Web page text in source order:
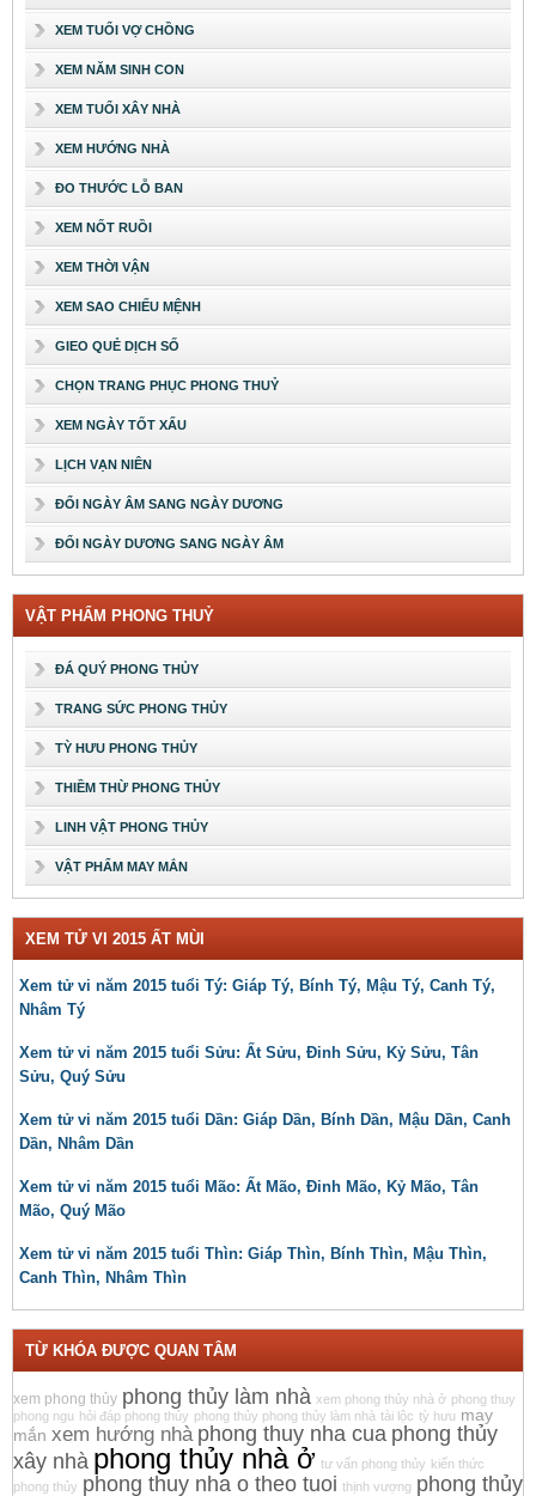
XEM TUỔI VỢ CHỒNG
XEM NĂM SINH CON
XEM TUỔI XÂY NHÀ
XEM HƯỚNG NHÀ
ĐO THƯỚC LỖ BAN
XEM NỐT RUỒI
XEM THỜI VẬN
XEM SAO CHIẾU MỆNH
GIEO QUẺ DỊCH SỐ
CHỌN TRANG PHỤC PHONG THUỶ
XEM NGÀY TỐT XẤU
LỊCH VẠN NIÊN
ĐỔI NGÀY ÂM SANG NGÀY DƯƠNG
ĐỔI NGÀY DƯƠNG SANG NGÀY ÂM
VẬT PHẨM PHONG THUỶ
ĐÁ QUÝ PHONG THỦY
TRANG SỨC PHONG THỦY
TỲ HƯU PHONG THỦY
THIỀM THỪ PHONG THỦY
LINH VẬT PHONG THỦY
VẬT PHẨM MAY MẮN
XEM TỬ VI 2015 ẤT MÙI
Xem tử vi năm 2015 tuổi Tý: Giáp Tý, Bính Tý, Mậu Tý, Canh Tý,
Nhâm Tý
Xem tử vi năm 2015 tuổi Sửu: Ất Sửu, Đinh Sửu, Kỷ Sửu, Tân
Sửu, Quý Sửu
Xem tử vi năm 2015 tuổi Dần: Giáp Dần, Bính Dần, Mậu Dần, Canh
Dần, Nhâm Dần
Xem tử vi năm 2015 tuổi Mão: Ất Mão, Đinh Mão, Kỷ Mão, Tân
Mão, Quý Mão
Xem tử vi năm 2015 tuổi Thìn: Giáp Thìn, Bính Thìn, Mậu Thìn,
Canh Thìn, Nhâm Thìn
TỪ KHÓA ĐƯỢC QUAN TÂM
xem phong thủy phong thủy làm nhà xem phong thủy nhà ở phong thuy
phong ngu hỏi đáp phong thủy phong thủy phong thủy làm nhà tài lộc tỳ hưu may
mắn xem hướng nhà phong thuy nha cua phong thủy
xây nhà phong thủy nhà ở tư vấn phong thủy kiến thức
phong thủy phong thuy nha o theo tuoi thịnh vượng phong thủy